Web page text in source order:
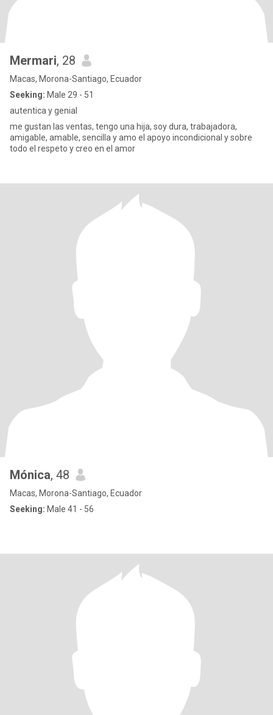
Mermari, 28
Macas, Morona-Santiago, Ecuador
Seeking: Male 29 - 51
autentica y genial
me gustan las ventas, tengo una hija, soy dura, trabajadora,
amigable, amable, sencilla y amo el apoyo incondicional y sobre
todo el respeto y creo en el amor
Mónica, 48
Macas, Morona-Santiago, Ecuador
Seeking: Male 41 - 56